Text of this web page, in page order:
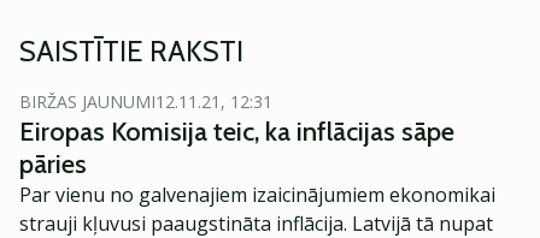
SAISTĪTIE RAKSTI
BIRŽAS JAUNUMI12.11.21, 12:31
Eiropas Komisija teic, ka inflācijas sāpe
pāries
Par vienu no galvenajiem izaicinājumiem ekonomikai
strauji kļuvusi paaugstināta inflācija. Latvijā tā nupat